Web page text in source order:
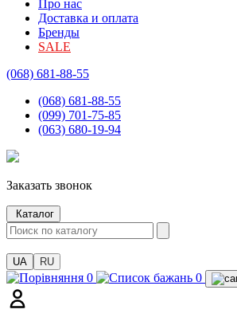
Про нас
Доставка и оплата
Бренды
SALE
(068) 681-88-55
(068) 681-88-55
(099) 701-75-85
(063) 680-19-94
Заказать звонок
Каталог
UA RU
0 0